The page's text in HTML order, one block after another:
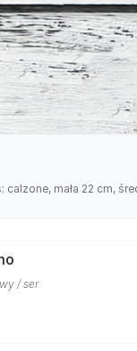
calzone, mała 22 cm,
/ ser